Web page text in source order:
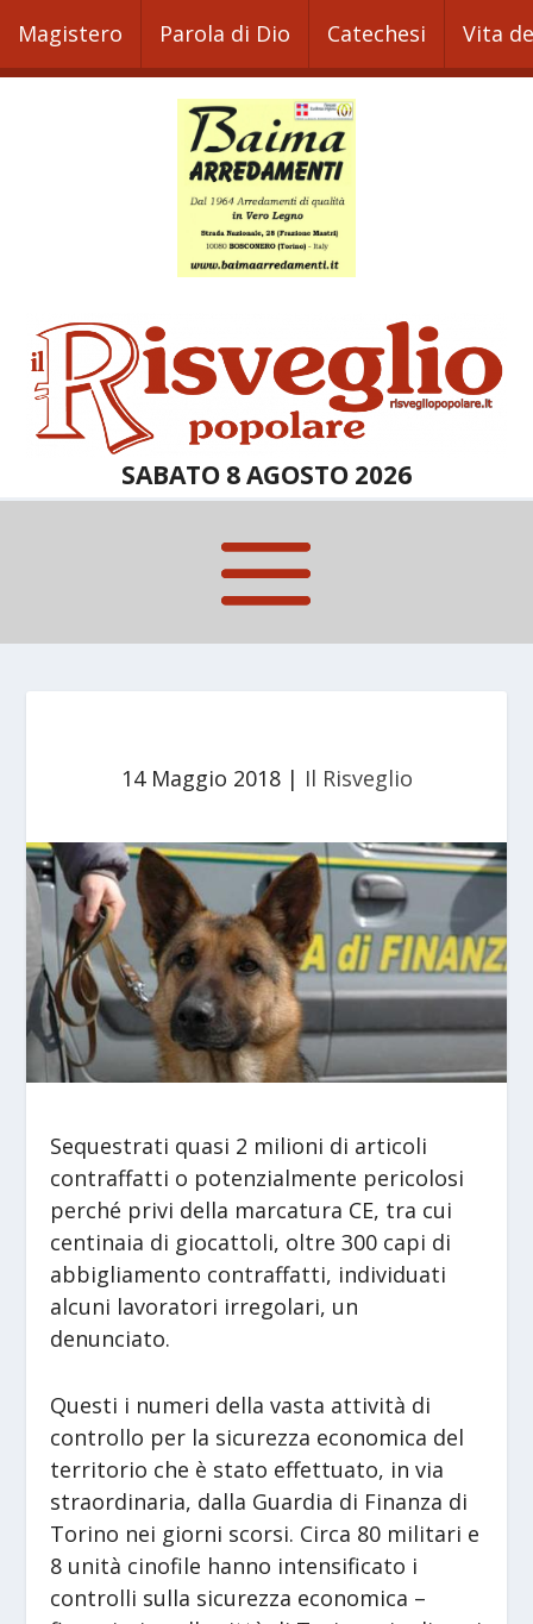
Magistero Parola di Dio Catechesi Vita
SABATO 8 AGOSTO 2026
14 Maggio 2018| Il Risveglio
Sequestrati quasi 2 milioni di articoli
contraffatti o potenzialmente pericolosi
perché privi della marcatura CE, tra cui
centinaia di giocattoli, oltre 300 capi di
abbigliamento contraffatti, individuati
alcuni lavoratori irregolari, un
denunciato.
Questi i numeri della vasta attività di
controllo per la sicurezza economica del
territorio che è stato effettuato, in via
straordinaria, dalla Guardia di Finanza di
Torino nei giorni scorsi. Circa 80 militari e
8 unità cinofile hanno intensificato i
controlli sulla sicurezza economica –